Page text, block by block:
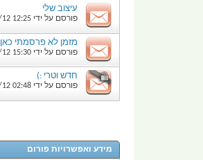
עיצוב שלי
פורסם על ידי 12 12:25
מזמן לא פרסמתי
פורסם על ידי 12 15:30
חדש וטרי :)
פורסם על ידי 12 02:48
מידע ואפשרויות פורום